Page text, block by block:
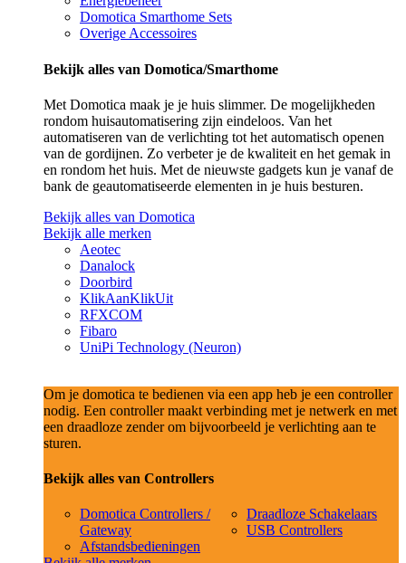
Domotica Smarthome Sets
Overige Accessoires
Bekijk alles van Domotica/Smarthome
Met Domotica maak je je huis slimmer. De mogelijkheden
rondom huisautomatisering zijn eindeloos. Van het
automatiseren van de verlichting tot het automatisch openen
van de gordijnen. Zo verbeter je de kwaliteit en het gemak in
en rondom het huis. Met de nieuwste gadgets kun je vanaf de
bank de geautomatiseerde elementen in je huis besturen.
Bekijk alles van Domotica
Bekijk alle merken
Aeotec
Danalock
Doorbird
KlikAanKlikUit
RFXCOM
Fibaro
UniPi Technology (Neuron)
Om je domotica te bedienen via een app heb je een controller
nodig. Een controller maakt verbinding met je netwerk en met
een draadloze zender om bijvoorbeeld je verlichting aan te
sturen.
Bekijk alles van Controllers
Domotica Controllers /
Gateway
Afstandsbedieningen
Draadloze Schakelaars
USB Controllers